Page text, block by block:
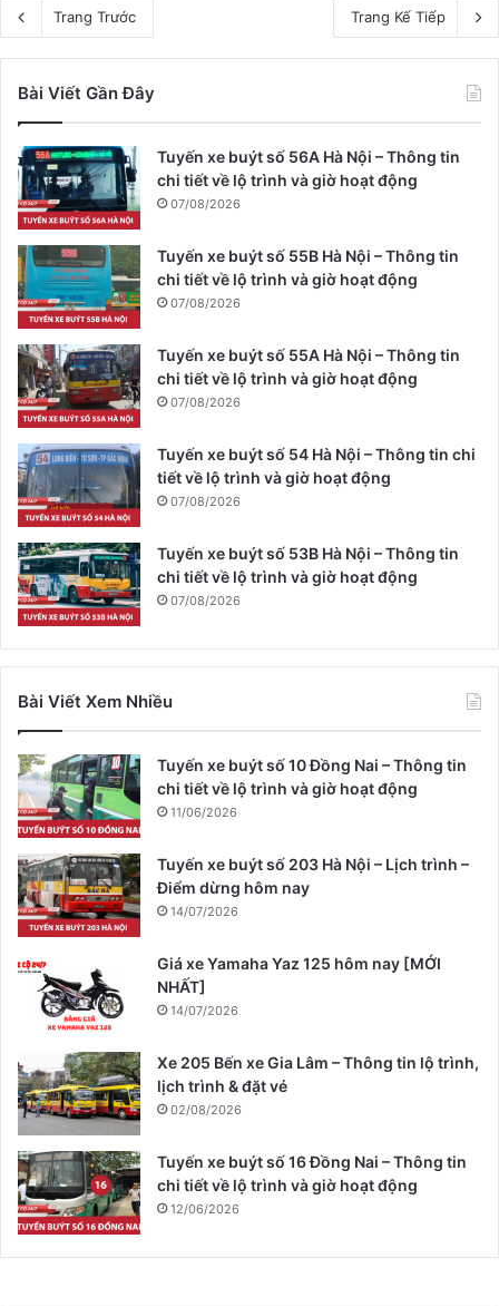
Trang Trước Trang Kế Tiếp
Bài Viết Gần Đây
Tuyến xe buýt số 56A Hà Nội – Thông tin
chi tiết về lộ trình và giờ hoạt động
07/08/2026
Tuyến xe buýt số 55B Hà Nội – Thông tin
chi tiết về lộ trình và giờ hoạt động
07/08/2026
Tuyến xe buýt số 55A Hà Nội – Thông tin
chi tiết về lộ trình và giờ hoạt động
07/08/2026
Tuyến xe buýt số 54 Hà Nội – Thông tin chi
tiết về lộ trình và giờ hoạt động
07/08/2026
Tuyến xe buýt số 53B Hà Nội – Thông tin
chi tiết về lộ trình và giờ hoạt động
07/08/2026
Bài Viết Xem Nhiều
Tuyến xe buýt số 10 Đồng Nai – Thông tin
chi tiết về lộ trình và giờ hoạt động
11/06/2026
Tuyến xe buýt số 203 Hà Nội – Lịch trình –
Điểm dừng hôm nay
14/07/2026
Giá xe Yamaha Yaz 125 hôm nay [MỚI
NHẤT]
14/07/2026
Xe 205 Bến xe Gia Lâm – Thông tin lộ trình,
lịch trình & đặt vé
02/08/2026
Tuyến xe buýt số 16 Đồng Nai – Thông tin
chi tiết về lộ trình và giờ hoạt động
12/06/2026